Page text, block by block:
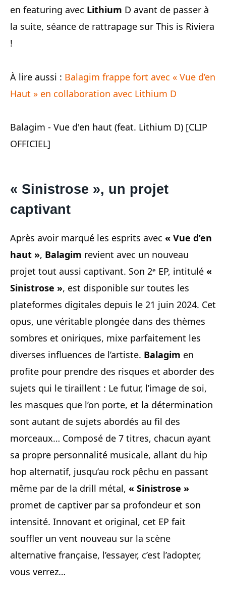
en featuring avec Lithium D avant de passer à
la suite, séance de rattrapage sur This is Riviera
!
À lire aussi : Balagim frappe fort avec « Vue d’en
Haut » en collaboration avec Lithium D
Balagim - Vue d'en haut (feat. Lithium D) [CLIP
OFFICIEL]
« Sinistrose », un projet
captivant
Après avoir marqué les esprits avec « Vue d’en
haut », Balagim revient avec un nouveau
projet tout aussi captivant. Son 2ᵉ EP, intitulé «
Sinistrose », est disponible sur toutes les
plateformes digitales depuis le 21 juin 2024. Cet
opus, une véritable plongée dans des thèmes
sombres et oniriques, mixe parfaitement les
diverses influences de l’artiste. Balagim en
profite pour prendre des risques et aborder des
sujets qui le tiraillent : Le futur, l’image de soi,
les masques que l’on porte, et la détermination
sont autant de sujets abordés au fil des
morceaux… Composé de 7 titres, chacun ayant
sa propre personnalité musicale, allant du hip
hop alternatif, jusqu’au rock pêchu en passant
même par de la drill métal, « Sinistrose »
promet de captiver par sa profondeur et son
intensité. Innovant et original, cet EP fait
souffler un vent nouveau sur la scène
alternative française, l’essayer, c’est l’adopter,
vous verrez…